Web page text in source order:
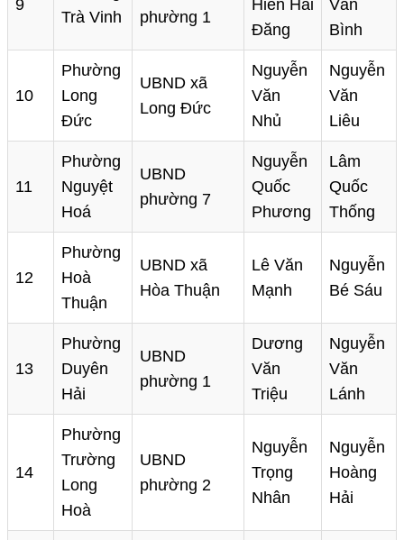
9
Trà Vinh
phường 1
Hiền Hải
Đăng
Văn
Bình
10
Phường
Long
Đức
UBND xã
Long Đức
Nguyễn
Văn
Nhủ
Nguyễn
Văn
Liêu
11
Phường
Nguyệt
Hoá
UBND
phường 7
Nguyễn
Quốc
Phương
Lâm
Quốc
Thống
12
Phường
Hoà
Thuận
UBND xã
Hòa Thuận
Lê Văn
Mạnh
Nguyễn
Bé Sáu
13
Phường
Duyên
Hải
UBND
phường 1
Dương
Văn
Triệu
Nguyễn
Văn
Lánh
14
Phường
Trường
Long
Hoà
UBND
phường 2
Nguyễn
Trọng
Nhân
Nguyễn
Hoàng
Hải